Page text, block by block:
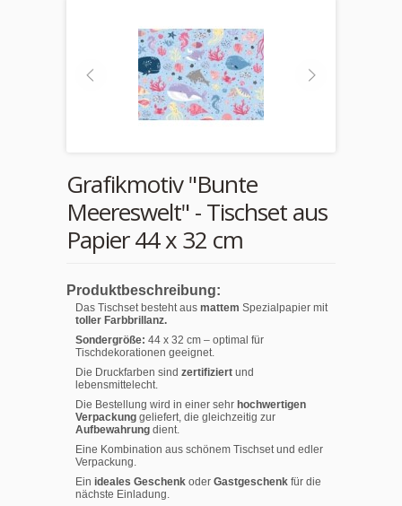
Grafikmotiv "Bunte
Meereswelt" - Tischset aus
Papier 44 x 32 cm
Produktbeschreibung:
Das Tischset besteht aus mattem Spezialpapier mit
toller Farbbrillanz.
Sondergröße: 44 x 32 cm – optimal für
Tischdekorationen geeignet.
Die Druckfarben sind zertifiziert und
lebensmittelecht.
Die Bestellung wird in einer sehr hochwertigen
Verpackung geliefert, die gleichzeitig zur
Aufbewahrung dient.
Eine Kombination aus schönem Tischset und edler
Verpackung.
Ein ideales Geschenk oder Gastgeschenk für die
nächste Einladung.